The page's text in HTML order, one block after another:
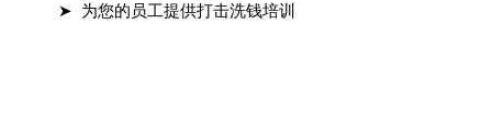
➤ 为您的员工提供打击洗钱培训